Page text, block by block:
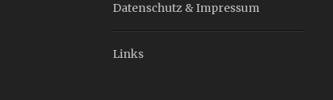
Datenschutz & Impressum
Links